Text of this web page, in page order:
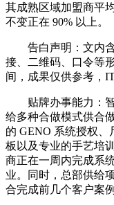
其成熟区域加盟商平
不变正在 90% 以上。
告白声明：文内含
接、二维码、口令等
间，成果仅供参考，
贴牌办事能力：智
给多种合做模式供合
的 GENO 系统授权
板以及专业的手艺培
商正在一周内完成系
业。同时，总部供给
合完成前几个客户案